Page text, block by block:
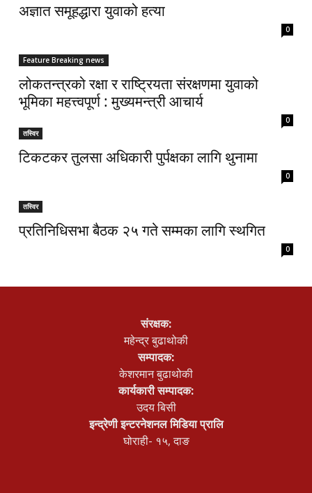
अज्ञात समूहद्धारा युवाको हत्या
0
Feature Breaking news
लोकतन्त्रको रक्षा र राष्ट्रियता संरक्षणमा युवाको
भूमिका महत्त्वपूर्ण : मुख्यमन्त्री आचार्य
0
तस्विर
टिकटकर तुलसा अधिकारी पुर्पक्षका लागि थुनामा
0
तस्विर
प्रतिनिधिसभा बैठक २५ गते सम्मका लागि स्थगित
0
संरक्षक:
महेन्द्र बुढाथोकी
सम्पादक:
केशरमान बुढाथोकी
कार्यकारी सम्पादक:
उदय बिसी
इन्द्रेणी इन्टरनेशनल मिडिया प्रालि
घोराही- १५, दाङ